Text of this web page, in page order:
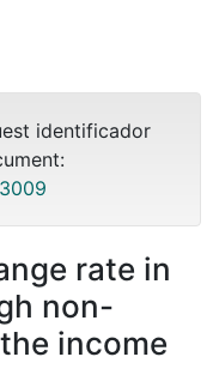
identificador
rate in
non-
income